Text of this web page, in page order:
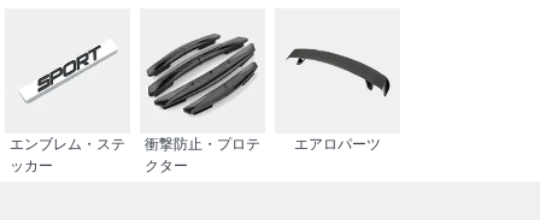
エンブレム・ステ
ッカー
衝撃防止・プロテ
クター
エアロパーツ